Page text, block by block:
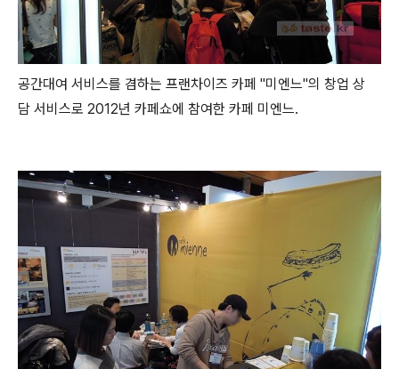
공간대여 서비스를 겸하는 프랜차이즈 카페 "미엔느"의 창업 상
담 서비스로 2012년 카페쇼에 참여한 카페 미엔느.